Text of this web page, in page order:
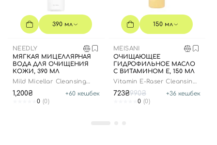
390 мл
NEEDLY
МЯГКАЯ МИЦЕЛЛЯРНАЯ
ВОДА ДЛЯ ОЧИЩЕНИЯ
КОЖИ, 390 МЛ
Mild Micellar Cleansing
1,200₴ +60 кешбек
0 (0)
150 мл
MEISANI
ОЧИЩАЮЩЕЕ
ГИДРОФИЛЬНОЕ МАСЛО
С ВИТАМИНОМ Е, 150 МЛ
Vitamin E-Raser Cleansing
723₴990₴ +36 кешбек
0 (0)